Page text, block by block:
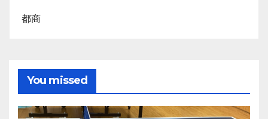
都商
You missed